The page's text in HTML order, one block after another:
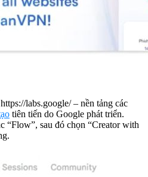
https://labs.google/– nền tảng các
tiên tiến do Google phát triển.
“Flow”, sau đó chọn “Creator with